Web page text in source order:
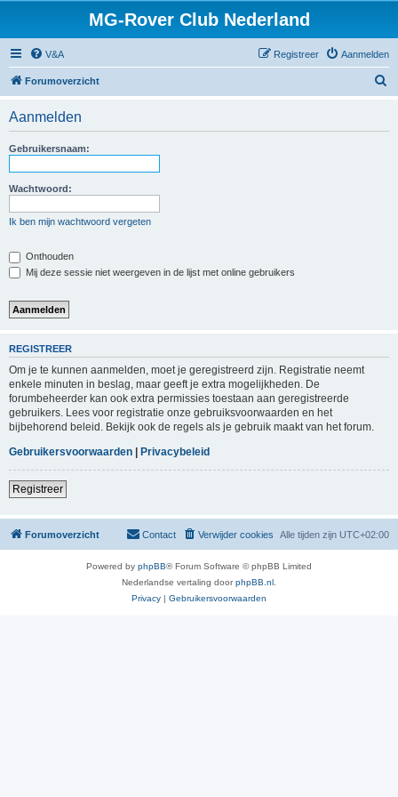
MG-Rover Club Nederland
V&A Aanmelden
Registreer
Forumoverzicht
Aanmelden
Gebruikersnaam:
Wachtwoord:
Ik ben mijn wachtwoord vergeten
Onthouden
Mij deze sessie niet weergeven in de lijst met online gebruikers
REGISTREER
Om je te kunnen aanmelden, moet je geregistreerd zijn. Registratie neemt
enkele minuten in beslag, maar geeft je extra mogelijkheden. De
forumbeheerder kan ook extra permissies toestaan aan geregistreerde
gebruikers. Lees voor registratie onze gebruiksvoorwaarden en het
bijbehorend beleid. Bekijk ook de regels als je gebruik maakt van het forum.
Gebruikersvoorwaarden | Privacybeleid
Registreer
Forumoverzicht Alle tijden zijn UTC+02:00
Verwijder cookies
Contact
Powered by phpBB® Forum Software © phpBB Limited
Nederlandse vertaling doorphpBB.nl
Privacy | Gebruikersvoorwaarden